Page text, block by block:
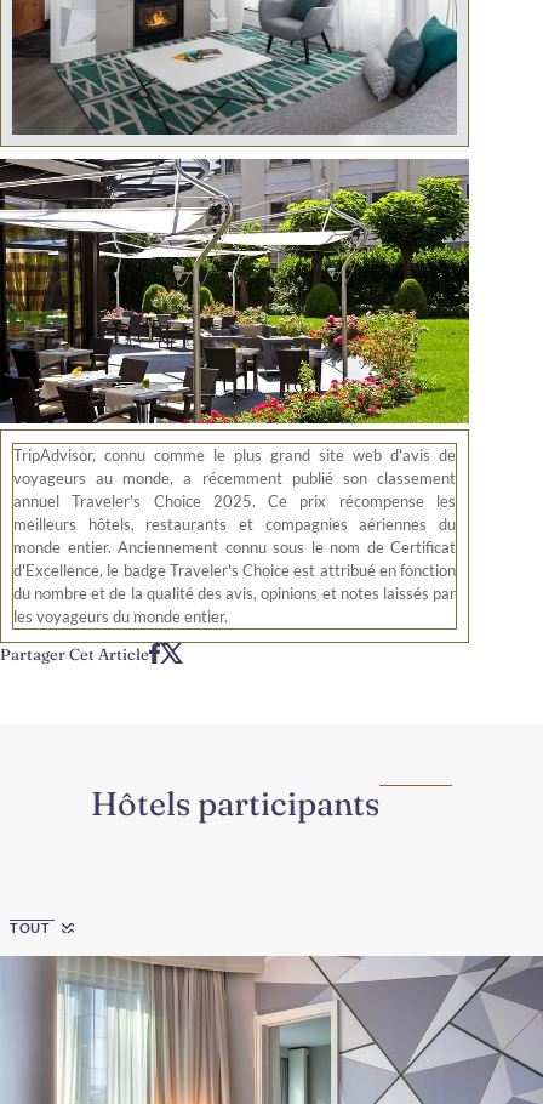
Partager Cet Article
TripAdvisor, connu comme le plus grand site web d'avis de
voyageurs au monde, a récemment publié son classement
annuel Traveler's Choice 2025. Ce prix récompense les
meilleurs hôtels, restaurants et compagnies aériennes du
monde entier. Anciennement connu sous le nom de Certificat
d'Excellence, le badge Traveler's Choice est attribué en fonction
du nombre et de la qualité des avis, opinions et notes laissés par
les voyageurs du monde entier.
Hôtels participants
TOUT